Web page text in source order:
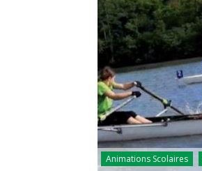
Animations Scolaires